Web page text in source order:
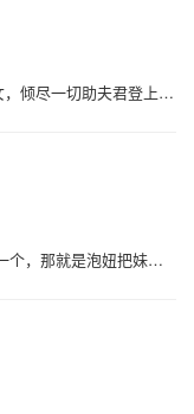
简介： 前世，她是相府嫡长女，倾尽一切助夫君登上皇位，换来的却是剖腹夺子被囚暴室！隐忍三年，以死破局，大仇得报，含笑而终！一睁眼
简介： (玩游戏吗？目的只有一个，那就是泡妞把妹，然后杀杀人放放火。-抢别人的钱，泡别人的妞。不过我可不是这种人，从来都是美女主